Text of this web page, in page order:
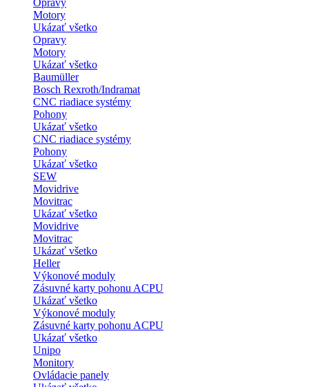
Opravy
Motory
Ukázať všetko
Opravy
Motory
Ukázať všetko
Baumüller
Bosch Rexroth/Indramat
CNC riadiace systémy
Pohony
Ukázať všetko
CNC riadiace systémy
Pohony
Ukázať všetko
SEW
Movidrive
Movitrac
Ukázať všetko
Movidrive
Movitrac
Ukázať všetko
Heller
Výkonové moduly
Zásuvné karty pohonu ACPU
Ukázať všetko
Výkonové moduly
Zásuvné karty pohonu ACPU
Ukázať všetko
Unipo
Monitory
Ovládacie panely